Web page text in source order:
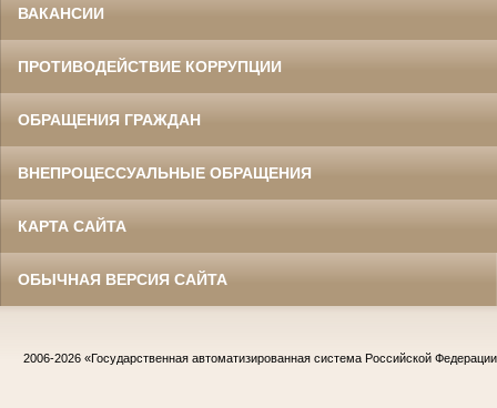
ВАКАНСИИ
ПРОТИВОДЕЙСТВИЕ КОРРУПЦИИ
ОБРАЩЕНИЯ ГРАЖДАН
ВНЕПРОЦЕССУАЛЬНЫЕ ОБРАЩЕНИЯ
КАРТА САЙТА
ОБЫЧНАЯ ВЕРСИЯ САЙТА
2006-2026 «Государственная автоматизированная система Российской